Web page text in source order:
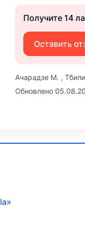
Получите 14
Оставить
Ачарадзе М. ,
Обновлено